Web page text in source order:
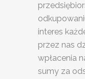
interes
przez nas
wpłacenia
sumy za